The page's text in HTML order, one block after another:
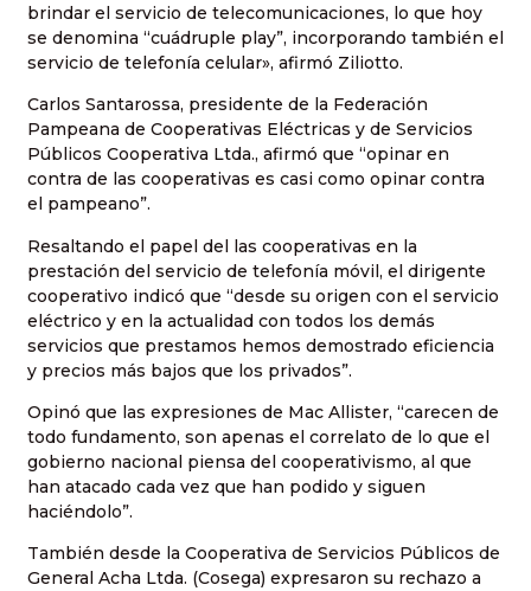
brindar el servicio de telecomunicaciones, lo que hoy
se denomina “cuádruple play”, incorporando también el
servicio de telefonía celular», afirmó Ziliotto.
Carlos Santarossa, presidente de la Federación
Pampeana de Cooperativas Eléctricas y de Servicios
Públicos Cooperativa Ltda., afirmó que “opinar en
contra de las cooperativas es casi como opinar contra
el pampeano”.
Resaltando el papel del las cooperativas en la
prestación del servicio de telefonía móvil, el dirigente
cooperativo indicó que “desde su origen con el servicio
eléctrico y en la actualidad con todos los demás
servicios que prestamos hemos demostrado eficiencia
y precios más bajos que los privados”.
Opinó que las expresiones de Mac Allister, “carecen de
todo fundamento, son apenas el correlato de lo que el
gobierno nacional piensa del cooperativismo, al que
han atacado cada vez que han podido y siguen
haciéndolo”.
También desde la Cooperativa de Servicios Públicos de
General Acha Ltda. (Cosega) expresaron su rechazo a